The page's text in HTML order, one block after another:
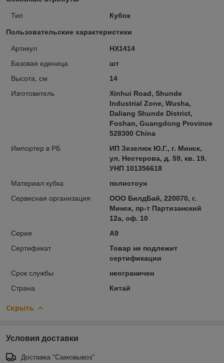
Тип Кубок
Пользовательские характеристики
Артикул
HX1414
Базовая еденица
шт
Высота, см
14
Изготовитель
Xinhui Road, Shunde
Industrial Zone, Wusha,
Daliang Shunde District,
Foshan, Guangdong Province
528300 China
Импортер в РБ
ИП Зезелюк Ю.Г., г. Минск,
ул. Нестерова, д. 59, кв. 19.
УНП 101356618
Материал кубка
полистоун
Сервисная организация
ООО БилдБай, 220070, г.
Минск, пр-т Партизанский
12а, оф. 10
Серия
A9
Сертификат
Товар не подлежит
сертификации
Срок службы
неограничен
Страна
Китай
Скрыть
Условия доставки
Доставка "Самовывоз"